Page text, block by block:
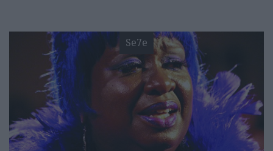
Se7e